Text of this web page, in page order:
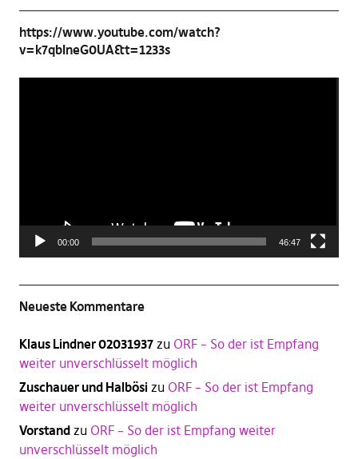
https://www.youtube.com/watch?
v=k7qbIneG0UA&t=1233s
00:00 46:47
Neueste Kommentare
Klaus Lindner 02031937zu ORF – So der ist Empfang
weiter unverschlüsselt möglich
Zuschauer und Halbösi zu ORF – So der ist Empfang
weiter unverschlüsselt möglich
Vorstandzu ORF – So der ist Empfang weiter
unverschlüsselt möglich